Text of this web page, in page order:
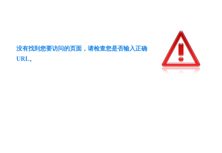
没有找到您要访问的页面，请检查您是否输入正确
URL。